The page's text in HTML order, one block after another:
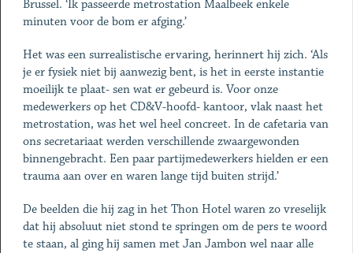
Brussel. ‘Ik passeerde metrostation Maalbeek enkele
minuten voor de bom er afging.’
Het was een surrealistische ervaring, herinnert hij zich. ‘Als
je er fysiek niet bij aanwezig bent, is het in eerste instantie
moeilijk te plaat- sen wat er gebeurd is. Voor onze
medewerkers op het CD&V-hoofd- kantoor, vlak naast het
metrostation, was het wel heel concreet. In de cafetaria van
ons secretariaat werden verschillende zwaargewonden
binnengebracht. Een paar partijmedewerkers hielden er een
trauma aan over en waren lange tijd buiten strijd.’
De beelden die hij zag in het Thon Hotel waren zo vreselijk
dat hij absoluut niet stond te springen om de pers te woord
te staan, al ging hij samen met Jan Jambon wel naar alle